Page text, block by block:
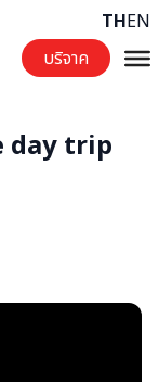
บริจาค
THEN
day trip